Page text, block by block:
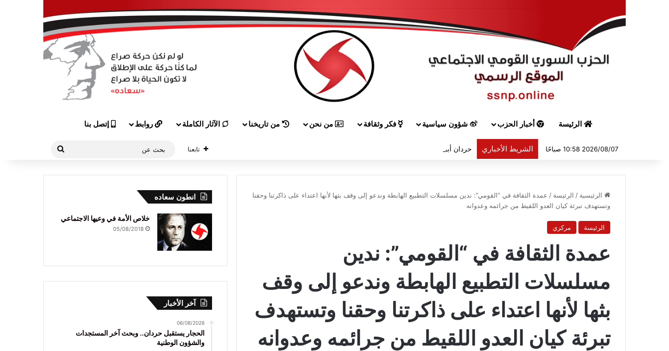
الرئيسة أخبار الحزب شؤون سياسية فكر وثقافة من نحن من تاريخنا الآثار الكاملة روابط إتصل بنا
2026/08/07 10:58 صباحًا الشريط الأخباري حردان أبرق إلى هيكل مهنئاً بمناسبة عيد الجيش تابعنا
الرئيسية / الرئيسة / عمدة الثقافة في “القومي”: ندين مسلسلات التطبيع الهابطة وندعو إلى وقف بثها لأنها اعتداء على ذاكرتنا وحقنا
وتستهدف تبرئة كيان العدو اللقيط من جرائمه وعدوانه
الرئيسة مركزي
عمدة الثقافة في “القومي”: ندين
مسلسلات التطبيع الهابطة وندعو إلى وقف
بثها لأنها اعتداء على ذاكرتنا وحقنا وتستهدف
تبرئة كيان العدو اللقيط من جرائمه وعدوانه
انطون سعاده
خلاص الأمة في وعيها الاجتماعي
05/08/2018
آخر الأخبار
06/08/2026
الحجار يستقبل حردان.. وبحث آخر المستجدات
والشؤون الوطنية